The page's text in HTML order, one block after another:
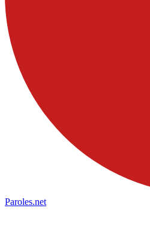
Paroles.net